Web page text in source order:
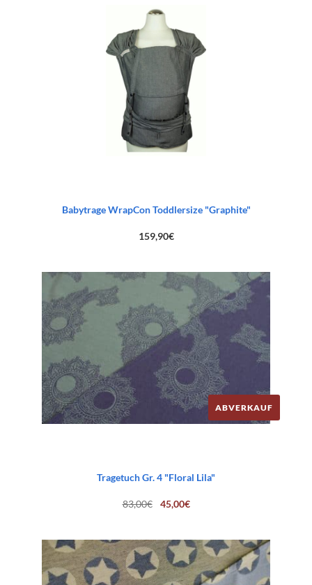
Babytrage WrapCon Toddlersize "Graphite"
159,90€
ABVERKAUF
Tragetuch Gr. 4 "Floral Lila"
83,00€
Ursprünglicher
Preis
45,00€Aktueller